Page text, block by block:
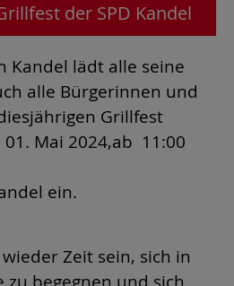
der SPD Kandel
Kandel lädt alle seine
alle Bürgerinnen und
Grillfest
Mai 2024,ab 11:00
ein.
Zeit sein, sich in